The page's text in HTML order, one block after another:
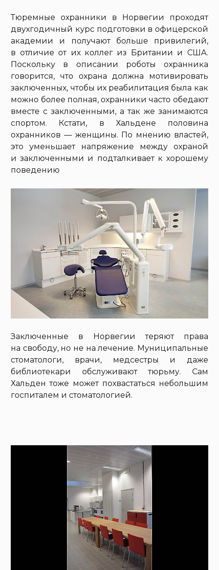
Тюремные охранники в Норвегии проходят
двухгодичный курс подготовки в офицерской
академии и получают больше привилегий,
в отличие от их коллег из Британии и США.
Поскольку в описании роботы охранника
говорится, что охрана должна мотивировать
заключенных, чтобы их реабилитация была как
можно более полная, охранники часто обедают
вместе с заключенными, а так же занимаются
спортом. Кстати, в Хальдене половина
охранников — женщины. По мнению властей,
это уменьшает напряжение между охраной
и заключенными и подталкивает к хорошему
поведению
Заключенные в Норвегии теряют права
на свободу, но не на лечение. Муниципальные
стоматологи, врачи, медсестры и даже
библиотекари обслуживают тюрьму. Сам
Хальден тоже может похвастаться небольшим
госпиталем и стоматологией.